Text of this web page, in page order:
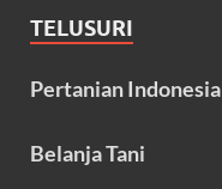
TELUSURI
Pertanian Indonesia
Belanja Tani